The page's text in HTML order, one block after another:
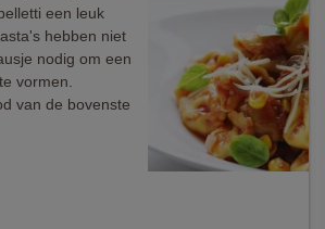
een leuk
hebben niet
nodig om een
vormen.
van de bovenste